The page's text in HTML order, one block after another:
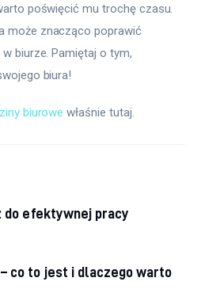
poświęcić mu trochę czasu.
może znacząco poprawić
biurze. Pamiętaj o tym,
biura!
biurowe właśnie tutaj.
do efektywnej pracy
co to jest i dlaczego warto